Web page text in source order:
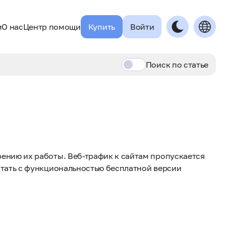
О насЦентр помощи Купить Войти
Поиск по статье
их работы. Веб-трафик к сайтам пропускается
с функциональностью бесплатной версии